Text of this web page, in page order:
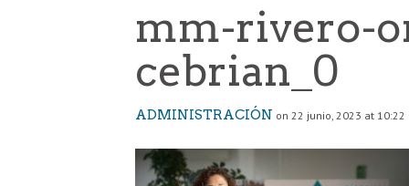
mm-rivero-
cebrian_0
ADMINISTRACIÓN on 22 junio, 2023 at 10:22